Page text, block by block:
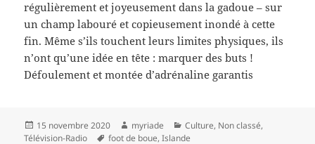
régulièrement et joyeusement dans la gadoue – sur
un champ labouré et copieusement inondé à cette
fin. Même s’ils touchent leurs limites physiques, ils
n’ont qu’une idée en tête : marquer des buts !
Défoulement et montée d’adrénaline garantis
Publié
le
15 novembre 2020 Auteur
myriade Catégories
Culture, Non classé,
Télévision-Radio
Mots-
foot de boue,Islande